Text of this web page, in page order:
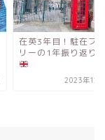
在英3年目！駐在フ
リーの1年振り返り
2023年12